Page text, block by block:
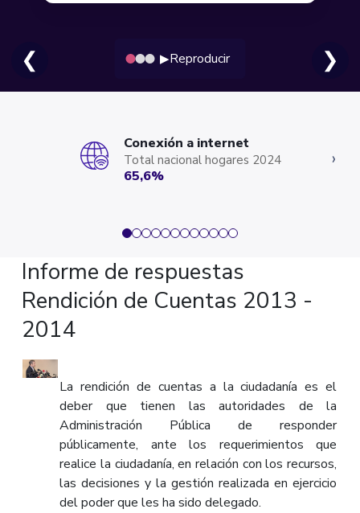
❮ ▶Reproducir ❯
Total nacional hogares 2024
Conexión a internet
65,6%
›
Informe de respuestas
Rendición de Cuentas 2013 -
2014
La rendición de cuentas a la ciudadanía es el
deber que tienen las autoridades de la
Administración Pública de responder
públicamente, ante los requerimientos que
realice la ciudadanía, en relación con los recursos,
las decisiones y la gestión realizada en ejercicio
del poder que les ha sido delegado.